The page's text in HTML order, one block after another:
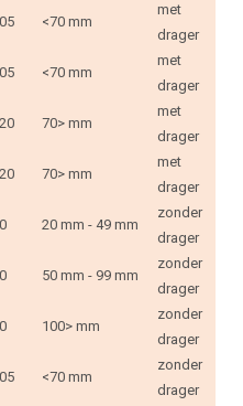
<70 mm
met
drager
<70 mm
met
drager
70> mm
met
drager
70> mm
met
drager
20 mm - 49 mm
zonder
drager
50 mm - 99 mm
zonder
drager
100> mm
zonder
drager
<70 mm
zonder
drager